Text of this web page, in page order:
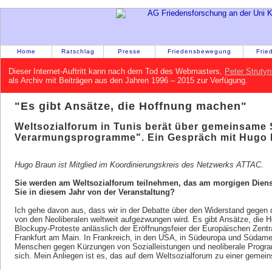
Home Ratschlag Presse Friedensbewegung
Dieser Internet-Auftritt kann nach dem Tod des Webmasters, Peter
als Archiv mit Beiträgen aus den Jahren 1996 – 2015 zur Verfügung.
"Es gibt Ansätze, die Hoffnung machen"
Weltsozialforum in Tunis berät über
Verarmungsprogramme". Ein Gespräch mit Hugo
Hugo Braun ist Mitglied im Koordinierungskreis des Netzwerks ATTAC.
Sie werden am Weltsozialforum teilnehmen, das am morgigen
Sie in diesem Jahr von der Veranstaltung?
Ich gehe davon aus, dass wir in der Debatte über den Widerstand
von den Neoliberalen weltweit aufgezwungen wird. Es gibt Ansätze, die
Blockupy-Proteste anlässlich der Eröffnungsfeier der Europäischen
Frankfurt am Main. In Frankreich, in den USA, in Südeuropa und
Menschen gegen Kürzungen von Sozialleistungen und neoliberale
sich. Mein Anliegen ist es, das auf dem Weltsozialforum zu einer